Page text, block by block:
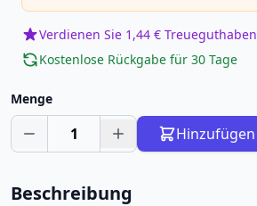
Verdienen Sie 1,44 € Treueguthaben
Kostenlose Rückgabe für 30 Tage
Menge
1 Hinzufügen
Beschreibung